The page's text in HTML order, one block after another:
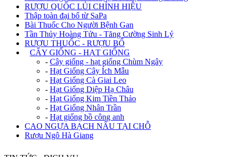
RƯỢU QUỐC LỦI CHÍNH HIỆU
Thập toàn đại bổ từ SaPa
Bài Thuốc Cho Người Bệnh Gan
Tần Thủy Hoàng Tửu - Tăng Cường Sinh Lý
RƯỢU THUỐC - RƯỢU BỔ
CÂY GIỐNG - HẠT GIỐNG
- Cây giống - hạt giống Chùm Ngây
- Hạt Giống Cây Ích Mẫu
- Hạt Giống Cà Giai Leo
- Hạt Giống Diệp Hạ Châu
- Hạt Giống Kim Tiền Thảo
- Hạt Giống Nhân Trần
- Hạt giống bồ công anh
CAO NGỰA BẠCH NẤU TẠI CHỖ
Rượu Ngô Hà Giang